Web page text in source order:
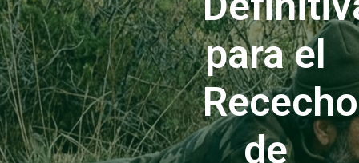
para el
Rececho
de